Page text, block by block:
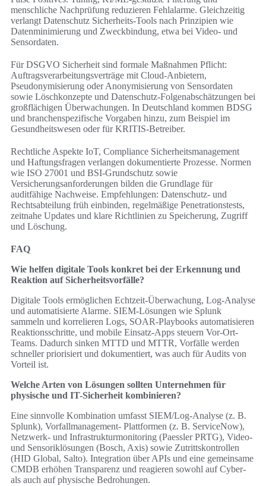
menschliche Nachprüfung reduzieren Fehlalarme. Gleichzeitig
verlangt Datenschutz Sicherheits-Tools nach Prinzipien wie
Datenminimierung und Zweckbindung, etwa bei Video- und
Sensordaten.
Für DSGVO Sicherheit sind formale Maßnahmen Pflicht:
Auftragsverarbeitungsverträge mit Cloud-Anbietern,
Pseudonymisierung oder Anonymisierung von Sensordaten
sowie Löschkonzepte und Datenschutz-Folgenabschätzungen bei
großflächigen Überwachungen. In Deutschland kommen BDSG
und branchenspezifische Vorgaben hinzu, zum Beispiel im
Gesundheitswesen oder für KRITIS-Betreiber.
Rechtliche Aspekte IoT, Compliance Sicherheitsmanagement
und Haftungsfragen verlangen dokumentierte Prozesse. Normen
wie ISO 27001 und BSI-Grundschutz sowie
Versicherungsanforderungen bilden die Grundlage für
auditfähige Nachweise. Empfehlungen: Datenschutz- und
Rechtsabteilung früh einbinden, regelmäßige Penetrationstests,
zeitnahe Updates und klare Richtlinien zu Speicherung, Zugriff
und Löschung.
FAQ
Wie helfen digitale Tools konkret bei der Erkennung und
Reaktion auf Sicherheitsvorfälle?
Digitale Tools ermöglichen Echtzeit-Überwachung, Log-Analyse
und automatisierte Alarme. SIEM-Lösungen wie Splunk
sammeln und korrelieren Logs, SOAR-Playbooks automatisieren
Reaktionsschritte, und mobile Einsatz-Apps steuern Vor-Ort-
Teams. Dadurch sinken MTTD und MTTR, Vorfälle werden
schneller priorisiert und dokumentiert, was auch für Audits von
Vorteil ist.
Welche Arten von Lösungen sollten Unternehmen für
physische und IT-Sicherheit kombinieren?
Eine sinnvolle Kombination umfasst SIEM/Log-Analyse (z. B.
Splunk), Vorfallmanagement- Plattformen (z. B. ServiceNow),
Netzwerk- und Infrastrukturmonitoring (Paessler PRTG), Video-
und Sensoriklösungen (Bosch, Axis) sowie Zutrittskontrollen
(HID Global, Salto). Integration über APIs und eine gemeinsame
CMDB erhöhen Transparenz und reagieren sowohl auf Cyber-
als auch auf physische Bedrohungen.